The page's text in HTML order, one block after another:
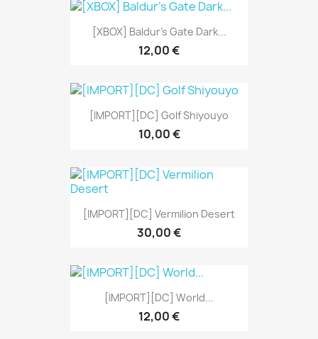
[XBOX] Baldur's Gate Dark...
12,00 €
[IMPORT][DC] Golf Shiyouyo
10,00 €
[IMPORT][DC] Vermilion Desert
30,00 €
[IMPORT][DC] World...
12,00 €